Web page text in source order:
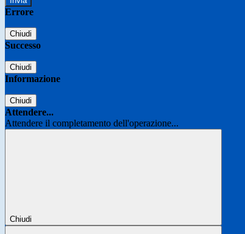
Errore
Chiudi
Successo
Chiudi
Informazione
Chiudi
Attendere...
Attendere il completamento dell'operazione...
Chiudi